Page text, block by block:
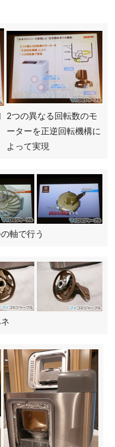
2つの異なる回転数のモ
ーターを正逆回転機構に
よって実現
軸で行う